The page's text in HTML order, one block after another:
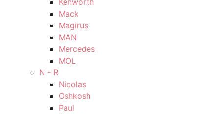
Kenworth
Mack
Magirus
MAN
Mercedes
MOL
N - R
Nicolas
Oshkosh
Paul